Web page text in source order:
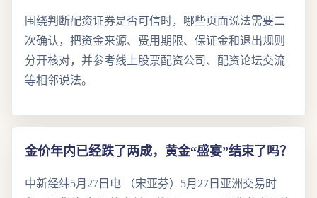
围绕判断配资证券是否可信时，哪些页面说法需要二
次确认，把资金来源、费用期限、保证金和退出规则
分开核对，并参考线上股票配资公司、配资论坛交流
等相邻说法。
金价年内已经跌了两成，黄金“盛宴”结束了吗？
中新经纬5月27日电 （宋亚芬）5月27日亚洲交易时